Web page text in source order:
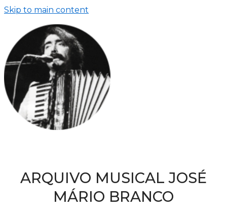
Skip to main content
ARQUIVO MUSICAL JOSÉ
MÁRIO BRANCO